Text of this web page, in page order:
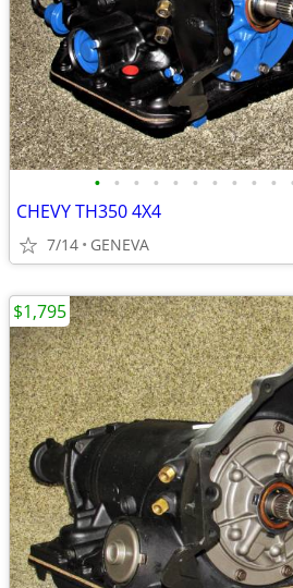
• • • • • • • • • •
CHEVY TH350 4X4
7/14 GENEVA
$1,795